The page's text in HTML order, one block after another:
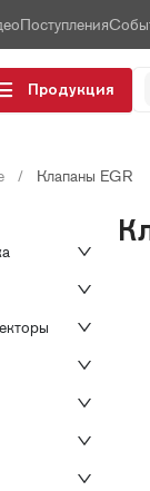
Поступления
Продукция
/ Клапаны EGR